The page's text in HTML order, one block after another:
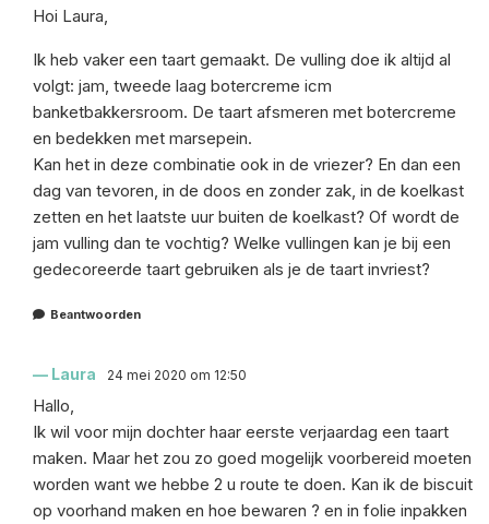
Hoi Laura,
Ik heb vaker een taart gemaakt. De vulling doe ik altijd al
volgt: jam, tweede laag botercreme icm
banketbakkersroom. De taart afsmeren met botercreme
en bedekken met marsepein.
Kan het in deze combinatie ook in de vriezer? En dan een
dag van tevoren, in de doos en zonder zak, in de koelkast
zetten en het laatste uur buiten de koelkast? Of wordt de
jam vulling dan te vochtig? Welke vullingen kan je bij een
gedecoreerde taart gebruiken als je de taart invriest?
Beantwoorden
Laura 24 mei 2020 om 12:50
Hallo,
Ik wil voor mijn dochter haar eerste verjaardag een taart
maken. Maar het zou zo goed mogelijk voorbereid moeten
worden want we hebbe 2 u route te doen. Kan ik de biscuit
op voorhand maken en hoe bewaren ? en in folie inpakken